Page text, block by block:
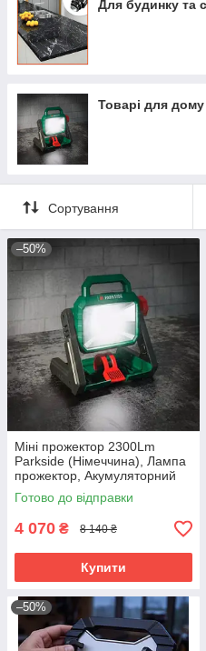
Для будинку та
Товарі для дому
Сортування
–50%
Міні прожектор 2300Lm
Parkside (Німеччина), Лампа
прожектор, Акумуляторний
ліхтар-прожектор, RYH
Готово до відправки
4 070 ₴ 8 140 ₴
Купити
–50%